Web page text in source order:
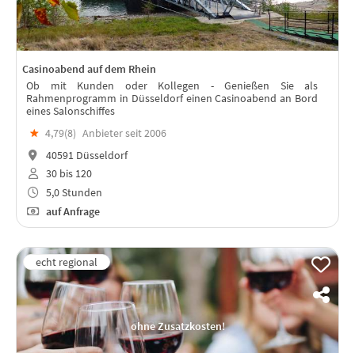
Casinoabend auf dem Rhein
Ob mit Kunden oder Kollegen - Genießen Sie als
Rahmenprogramm in Düsseldorf einen Casinoabend an Bord
eines Salonschiffes
★ 4,79(8) Anbieter seit 2006
40591 Düsseldorf
30 bis 120
5,0 Stunden
auf Anfrage
ohne Zusatzkosten!